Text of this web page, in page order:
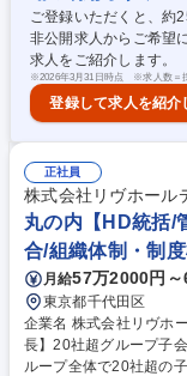
物件・主に東京/神奈川
に展開・1Kや1LDK等
中心・重厚感やハイグ
OX等）が強み・顔認
募集職種 丸の内本社【
なキャリアパス
ご登録いただくと、約
非公開求人からご希望
求人をご紹介します。
※2026年3月31日時点 ※求人数＝
登録して求人を紹介
正社員
株式会社リヴホール
丸の内【HD統括/
合/組織体制・制
月給57万2000円
東京都千代田区
企業名 株式会社リヴホールディングス 求人
長】20社超グループ子会社の融
ループ全体で20社超の